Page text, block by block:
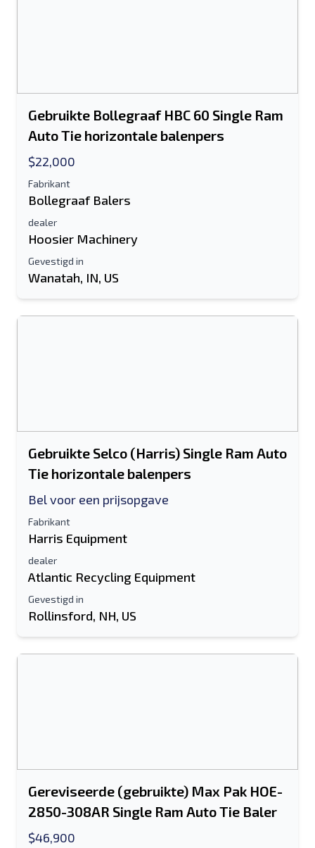
Gebruikte Bollegraaf HBC 60 Single Ram
Auto Tie horizontale balenpers
$22,000
Fabrikant
Bollegraaf Balers
dealer
Hoosier Machinery
Gevestigd in
Wanatah, IN, US
Gebruikte Selco (Harris) Single Ram Auto
Tie horizontale balenpers
Bel voor een prijsopgave
Fabrikant
Harris Equipment
dealer
Atlantic Recycling Equipment
Gevestigd in
Rollinsford, NH, US
Gereviseerde (gebruikte) Max Pak HOE-
2850-308AR Single Ram Auto Tie Baler
$46,900